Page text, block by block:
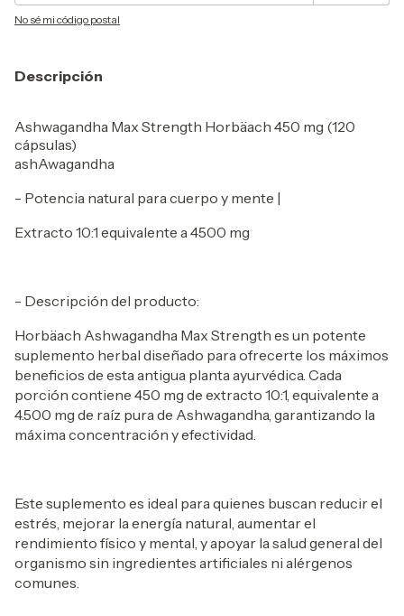
No sé mi código postal
Descripción
Ashwagandha Max Strength Horbäach 450 mg (120
cápsulas)
ashAwagandha
- Potencia natural para cuerpo y mente |
Extracto 10:1 equivalente a 4500 mg
- Descripción del producto:
Horbäach Ashwagandha Max Strength es un potente
suplemento herbal diseñado para ofrecerte los máximos
beneficios de esta antigua planta ayurvédica. Cada
porción contiene 450 mg de extracto 10:1, equivalente a
4.500 mg de raíz pura de Ashwagandha, garantizando la
máxima concentración y efectividad.
Este suplemento es ideal para quienes buscan reducir el
estrés, mejorar la energía natural, aumentar el
rendimiento físico y mental, y apoyar la salud general del
organismo sin ingredientes artificiales ni alérgenos
comunes.